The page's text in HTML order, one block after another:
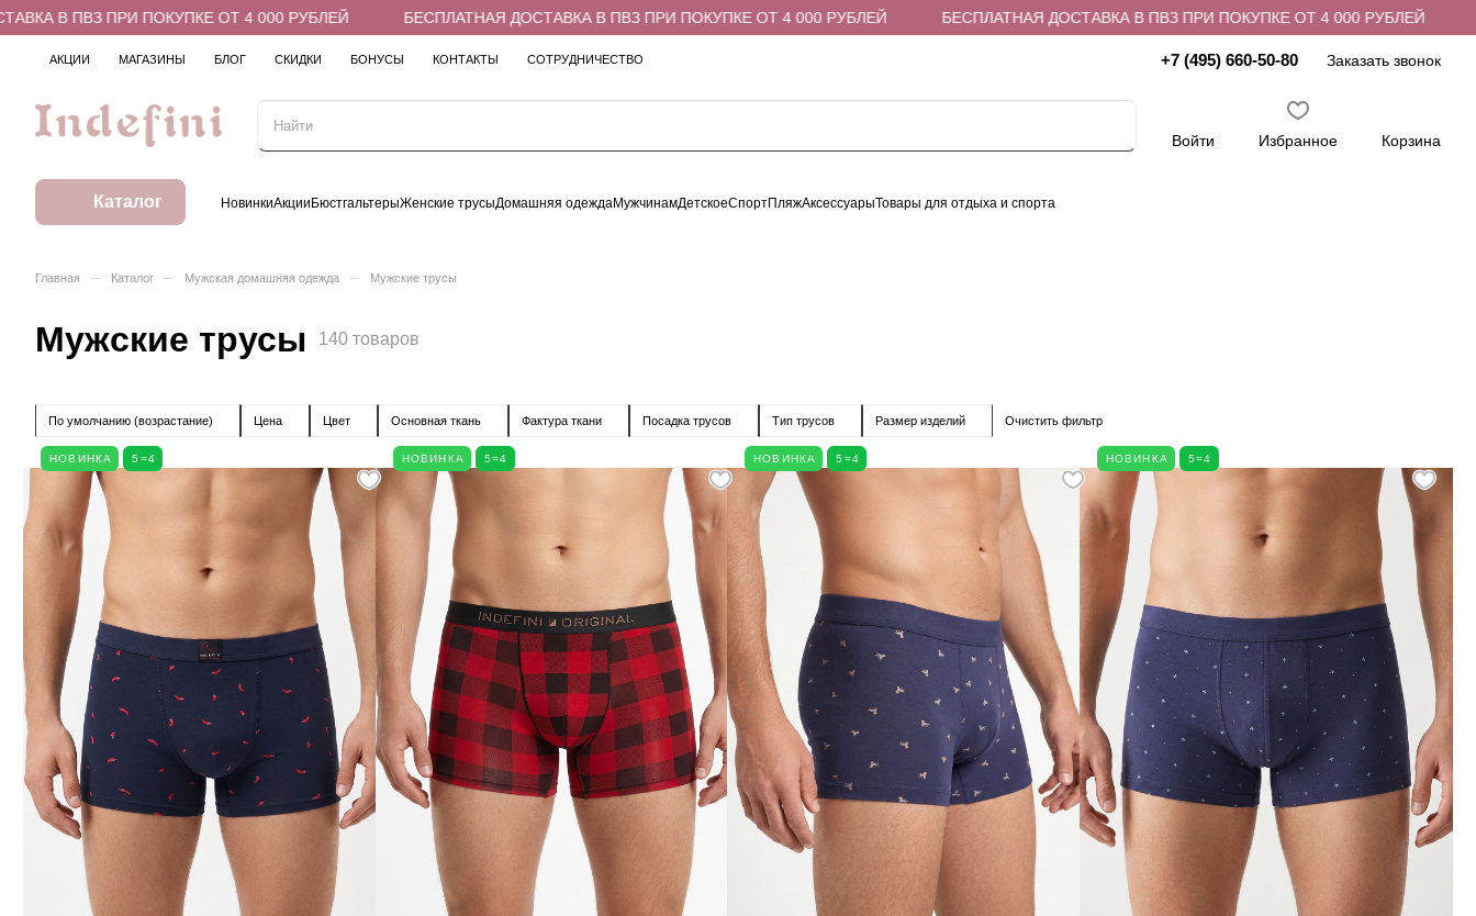
ОТ 4 000 РУБЛЕЙ БЕСПЛАТНАЯ ДОСТАВКА В ПВЗ ПРИ ПОКУПКЕ ОТ 4 000 РУБЛЕЙ БЕСПЛАТНАЯ ДОСТАВКА В ПВЗ ПРИ ПОКУПКЕ ОТ 4 000 РУБЛЕЙ БЕСПЛАТНАЯ
АКЦИИ МАГАЗИНЫ БЛОГ СКИДКИ БОНУСЫ КОНТАКТЫ СОТРУДНИЧЕСТВО +7 (495) 660-50-80 Заказать звонок
Войти Избранное Корзина
Каталог НовинкиАкцииБюстгальтерыЖенские трусыДомашняя одеждаМужчинамДетскоеСпортПляжАксессуарыТовары для отдыха и спорта
Главная – Каталог – Мужская домашняя одежда – Мужские трусы
Мужские трусы 140 товаров
По умолчанию (возрастание) Цена Цвет Основная ткань Фактура ткани Посадка трусов Тип трусов Размер изделий Очистить фильтр
НОВИНКА 5=4 НОВИНКА 5=4 НОВИНКА 5=4 НОВИНКА 5=4